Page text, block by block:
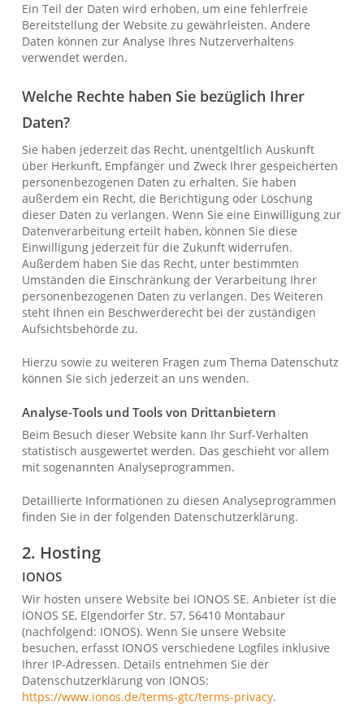
Ein Teil der Daten wird erhoben, um eine fehlerfreie
Bereitstellung der Website zu gewährleisten. Andere
Daten können zur Analyse Ihres Nutzerverhaltens
verwendet werden.
Welche Rechte haben Sie bezüglich Ihrer
Daten?
Sie haben jederzeit das Recht, unentgeltlich Auskunft
über Herkunft, Empfänger und Zweck Ihrer gespeicherten
personenbezogenen Daten zu erhalten. Sie haben
außerdem ein Recht, die Berichtigung oder Löschung
dieser Daten zu verlangen. Wenn Sie eine Einwilligung zur
Datenverarbeitung erteilt haben, können Sie diese
Einwilligung jederzeit für die Zukunft widerrufen.
Außerdem haben Sie das Recht, unter bestimmten
Umständen die Einschränkung der Verarbeitung Ihrer
personenbezogenen Daten zu verlangen. Des Weiteren
steht Ihnen ein Beschwerderecht bei der zuständigen
Aufsichtsbehörde zu.
Hierzu sowie zu weiteren Fragen zum Thema Datenschutz
können Sie sich jederzeit an uns wenden.
Analyse-Tools und Tools von Dritt­anbietern
Beim Besuch dieser Website kann Ihr Surf-Verhalten
statistisch ausgewertet werden. Das geschieht vor allem
mit sogenannten Analyseprogrammen.
Detaillierte Informationen zu diesen Analyseprogrammen
finden Sie in der folgenden Datenschutzerklärung.
2. Hosting
IONOS
Wir hosten unsere Website bei IONOS SE. Anbieter ist die
IONOS SE, Elgendorfer Str. 57, 56410 Montabaur
(nachfolgend: IONOS). Wenn Sie unsere Website
besuchen, erfasst IONOS verschiedene Logfiles inklusive
Ihrer IP-Adressen. Details entnehmen Sie der
Datenschutzerklärung von IONOS:
https://www.ionos.de/terms-gtc/terms-privacy.